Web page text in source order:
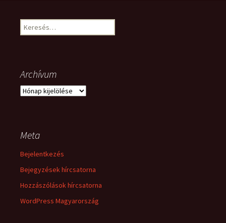
Keresés:
Archívum
Archívum
Meta
Bejelentkezés
Bejegyzések hírcsatorna
Hozzászólások hírcsatorna
WordPress Magyarország